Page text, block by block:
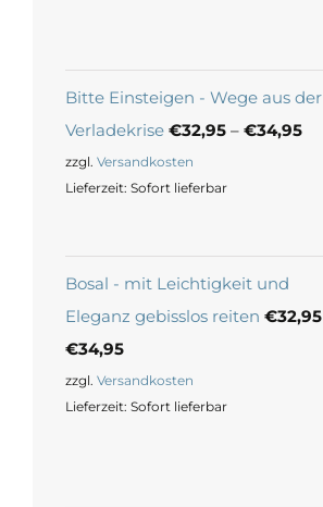
Bitte Einsteigen - Wege aus der
Verladekrise €32,95 – €34,95
zzgl. Versandkosten
Lieferzeit: Sofort lieferbar
Bosal - mit Leichtigkeit und
Eleganz gebisslos reiten €32,95
€34,95
zzgl. Versandkosten
Lieferzeit: Sofort lieferbar